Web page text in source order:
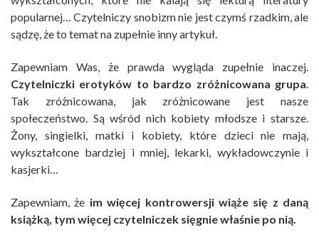
popularnej… Czytelniczy snobizm nie jest czymś rzadkim, ale
sądzę, że to temat na zupełnie inny artykuł.
Zapewniam Was, że prawda wygląda zupełnie inaczej.
Czytelniczki erotyków to bardzo zróżnicowana grupa.
Tak zróżnicowana, jak zróżnicowane jest nasze
społeczeństwo. Są wśród nich kobiety młodsze i starsze.
Żony, singielki, matki i kobiety, które dzieci nie mają,
wykształcone bardziej i mniej, lekarki, wykładowczynie i
kasjerki…
Zapewniam, że im więcej kontrowersji wiąże się z daną
książką, tym więcej czytelniczek sięgnie właśnie po nią.